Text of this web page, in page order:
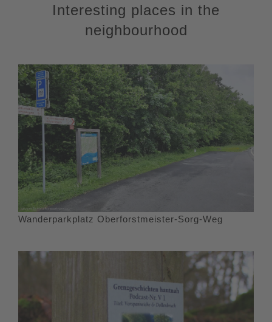
Interesting places in the
neighbourhood
Wanderparkplatz Oberforstmeister-Sorg-Weg